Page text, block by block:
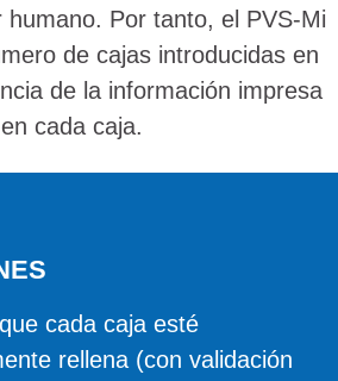
humano. Por tanto, el PVS-Mi
de cajas introducidas en
de la información impresa
en cada caja.
cada caja esté
rellena (con validación